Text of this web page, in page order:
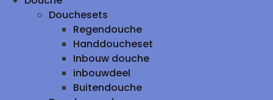
Douchesets
Regendouche
Handdoucheset
Inbouw douche
inbouwdeel
Buitendouche